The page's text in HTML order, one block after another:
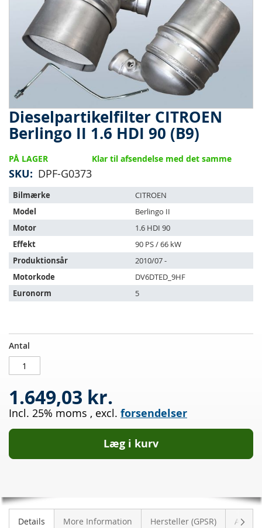
Dieselpartikelfilter CITROEN
Berlingo II 1.6 HDI 90 (B9)
PÅ LAGER
SKU DPF-G0373
Klar til afsendelse med det samme
Varen
passer
til
følgende
køretøjer:
Bilmærke
CITROEN
Model
Berlingo II
Motor
1.6 HDI 90
Effekt
90 PS / 66 kW
Produktionsår
2010/07 -
Motorkode
DV6DTED_9HF
Euronorm
5
Dieselpartikelfilter
CITROEN
Berlingo
1.6
HDI
90
(B9)
PÅ
LAGER
Antal
1.649,03 kr.
Incl. 25% moms , excl. forsendelser
Læg i kurv
Gå
til
starten
billedgalleriet
Details More Information Hersteller (GPSR)